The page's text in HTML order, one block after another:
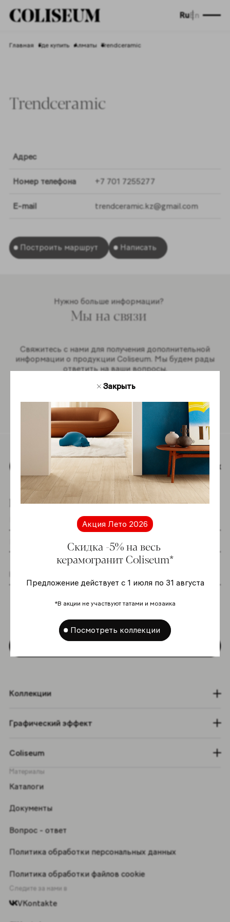
RuEn
Главная Где купить Алматы Trendceramic
Trendceramic
Адрес
Номер телефона +7 701 7255277
E-mail trendceramic.kz@gmail.com
Построить маршрут Написать
Нужно больше информации?
Мы на связи
Свяжитесь с нами для получения дополнительной
информации о продукции Coliseum. Мы будем рады
ответить на ваши вопросы.
Обратная связь
Закрыть
Акция Лето 2026
Скидка -5% на весь
керамогранит Coliseum*
Предложение действует с 1 июля по 31 августа
*В акции не участвуют татами и мозаика
Посмотреть коллекции
Наверх
Подпишитесь на новостную рассылку
Я даю согласие на хранение и обработку
моих персональных данных согласно
Политике в отношении обработки
персональных данных*
Коллекции
Графический эффект
Coliseum
Материалы
Каталоги
Документы
Вопрос - ответ
Политика обработки персональных данных
Политика обработки файлов cookie
Следите за нами в
VKontakte